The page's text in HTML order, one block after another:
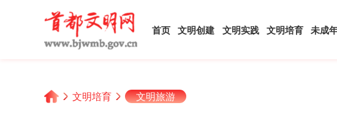
首页 文明创建 文明实践 文明培育 未成
文明培育 文明旅游